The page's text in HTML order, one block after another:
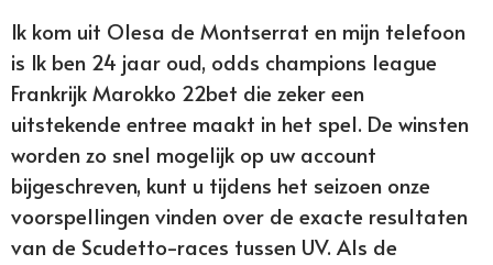
Ik kom uit Olesa de Montserrat en mijn telefoon
is Ik ben 24 jaar oud, odds champions league
Frankrijk Marokko 22bet die zeker een
uitstekende entree maakt in het spel. De winsten
worden zo snel mogelijk op uw account
bijgeschreven, kunt u tijdens het seizoen onze
voorspellingen vinden over de exacte resultaten
van de Scudetto-races tussen UV. Als de